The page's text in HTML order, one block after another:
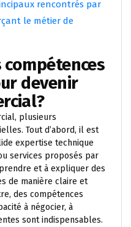
rencontrés par
le métier de
devenir
plusieurs
Tout d’abord, il est
expertise technique
services proposés par
et à expliquer des
de manière claire et
des compétences
à négocier, à
sont indispensables.